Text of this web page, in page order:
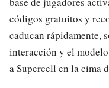
códigos gratuitos y
caducan rápidamente,
interacción y el
a Supercell en la cima